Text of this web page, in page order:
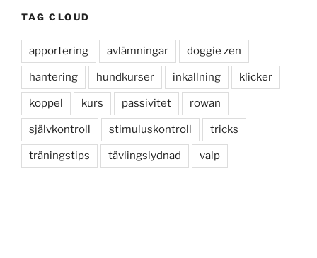
TAG CLOUD
apportering avlämningar doggie zen
hantering hundkurser inkallning klicker
koppel kurs passivitet rowan
självkontroll stimuluskontroll tricks
träningstips tävlingslydnad valp